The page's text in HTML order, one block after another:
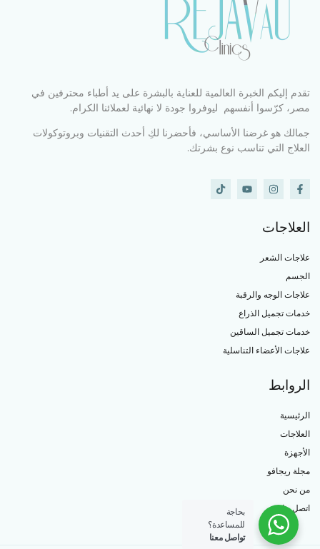
تقدم إليكم الخبرة العالمية للعناية بالبشرة على يد أطباء محترفين في
مصر، كرّسوا أنفسهم ليوفروا جودة لا نهائية لعملائنا الكرام.
جمالك هو غرضنا الأساسي، فأحضرنا لكِ أحدث التقنيات وبروتوكولات
العلاج التي تناسب نوع بشرتك.
العلاجات
علاجات الشعر
الجسم
علاجات الوجه والرقبة
خدمات تجميل الذراع
خدمات تجميل الساقين
علاجات الأعضاء التناسلية
الروابط
الرئيسية
العلاجات
الأجهزة
مجلة ريجافو
من نحن
اتصل بنا
بحاجة
للمساعدة؟
تواصل معنا